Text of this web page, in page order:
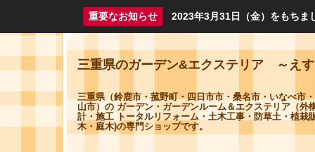
重要なお知らせ 2023年3月31日（金）をもちま
三重県のガーデン&エクステリア ～え
三重県（鈴鹿市・菰野町・四日市市・桑名市・いなべ市
山市）の ガーデン・ガーデンルーム＆エクステリア（外
計・施工 トータルリフォーム・土木工事・防草土・植栽
木・庭木)の専門ショップです。